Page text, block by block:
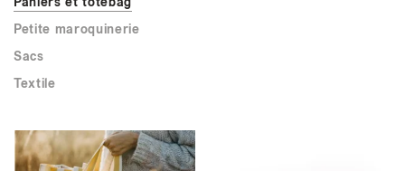
Petite maroquinerie
Sacs
Textile